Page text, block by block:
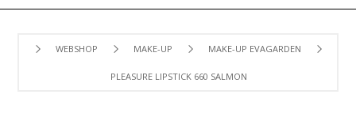
WEBSHOP MAKE-UP MAKE-UP EVAGARDEN
PLEASURE LIPSTICK 660 SALMON